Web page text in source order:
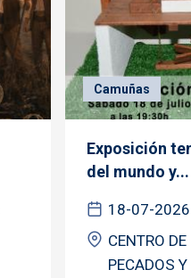
Camuñas
Exposición
del mundo y...
18-07-
CENTRO
PECADOS